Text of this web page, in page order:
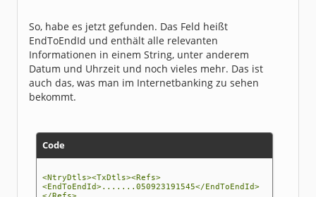
So, habe es jetzt gefunden. Das Feld heißt
EndToEndId und enthält alle relevanten
Informationen in einem String, unter anderem
Datum und Uhrzeit und noch vieles mehr. Das ist
auch das, was man im Internetbanking zu sehen
bekommt.
Code
<NtryDtls><TxDtls><Refs>
<EndToEndId>.......050923191545</EndToEndId>